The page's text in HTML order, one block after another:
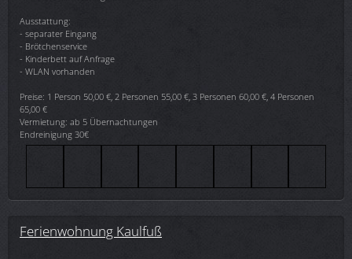
Ausstattung:
- separater Eingang
- Brötchenservice
- Kinderbett auf Anfrage
- WLAN vorhanden
Preise: 1 Person 50,00 €, 2 Personen 55,00 €, 3 Personen 60,00 €, 4 Personen
65,00 €
Vermietung: ab 5 Übernachtungen
Endreinigung 30€
Ferienwohnung Kaulfuß